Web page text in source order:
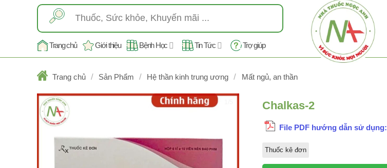
kiếm:
Trang chủ Giới thiệu Bệnh Học Tin Tức Trợ giúp
Trang chủ / Sản Phẩm / Hệ thần kinh trung ương / Mất ngủ, an thần
Chalkas-2
File PDF hướng dẫn sử dụng:
Thuốc kê đơn